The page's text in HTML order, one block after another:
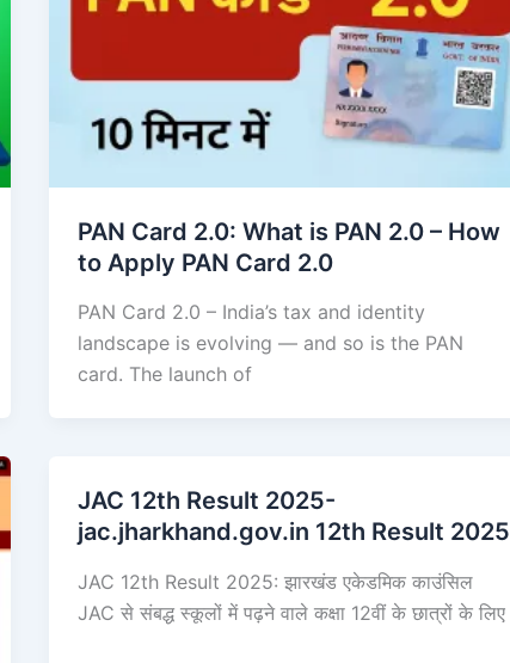
PAN Card 2.0: What is PAN 2.0 – How
to Apply PAN Card 2.0
PAN Card 2.0 – India’s tax and identity
landscape is evolving — and so is the PAN
card. The launch of
JAC 12th Result 2025-
jac.jharkhand.gov.in 12th Result 2025
JAC 12th Result 2025: झारखंड एकेडमिक काउंसिल
JAC से संबद्ध स्कूलों में पढ़ने वाले कक्षा 12वीं के छात्रों के लिए